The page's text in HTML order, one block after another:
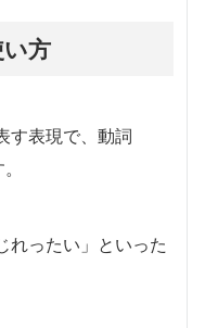
方
す表現で、動詞
れったい」といった